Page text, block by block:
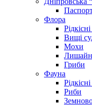
Флора
Вищі
Мохи
Гриби
Фауна
Риби